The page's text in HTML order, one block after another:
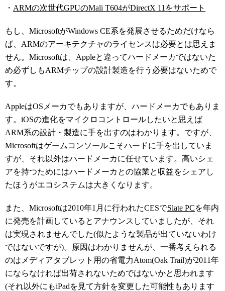
・ ARMの次世代GPUのMali T604がDirectX 11をサポート
もし、MicrosoftがWindows CE系を発展させるためだけなら
ば、ARMのアーキテクチャのライセンスは必要とは思えま
せん。Microsoftは、Appleと違ってハードメーカではないた
め必ずしもARMチップの設計製造を行う必要はないためで
す。
AppleはOSメーカでもありますが、ハードメーカでもありま
す。iOSの進化をマイクロコントロールしたいと思えば
ARM系の設計・製造に手を出すのはわかります。ですが、
Microsoftはゲームコンソールこそハードに手を出していま
すが、それ以外はハードメーカに任せています。高いシェ
アを持つためにはハードメーカとの協業と収益をシェアし
たほうがエコシステムは大きくなります。
また、Microsoftは2010年1月に行われたCESでSlate PCを年内
に発売を計画しているとアナウンスしていましたが、それ
は実現されませんでした(似たような製品が出ていないわけ
ではないですが)。原因はわかりませんが、一番考えられる
のはメディアタブレット用の省電力Atom(Oak Trail)が2011年
にならなければ出荷されないためではないかと思われます
(それ以外にもiPadを見て方針を変更した可能性もあります